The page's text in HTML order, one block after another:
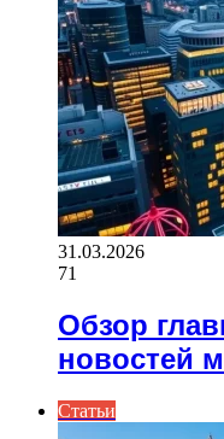
31.03.2026
71
Обзор
новостей
Статьи